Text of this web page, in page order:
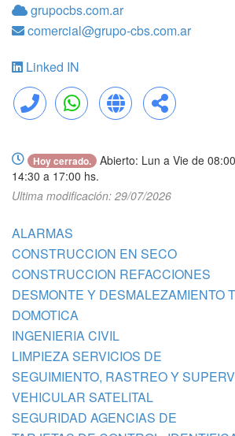
grupocbs.com.ar
comercial@grupo-cbs.com.ar
Linked IN
Llamar WhatsApp Web Compartir
Hoy cerrado.
Abierto: Lun a Vie de
14:30 a 17:00 hs.
Ultima modificación: 29/07/2026
ALARMAS
CONSTRUCCION EN SECO
CONSTRUCCION REFACCIONES
DESMONTE Y DESMALEZAMIENTO
DOMOTICA
INGENIERIA CIVIL
LIMPIEZA SERVICIOS DE
SEGUIMIENTO, RASTREO Y
VEHICULAR SATELITAL
SEGURIDAD AGENCIAS DE